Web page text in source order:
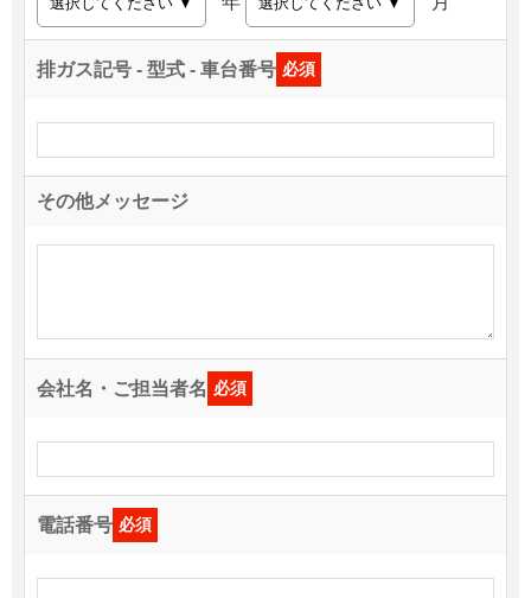
排ガス記号 - 型式 - 車台番号 必須
その他メッセージ
会社名・ご担当者名 必須
電話番号 必須